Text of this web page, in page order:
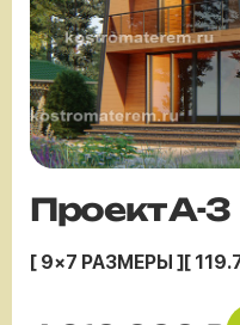
Проект А-3
[ 9×7 РАЗМЕРЫ ][